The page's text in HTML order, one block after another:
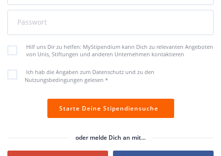
Passwort
Hilf uns Dir zu helfen: MyStipendium kann Dich zu relevanten Angeboten
von Unis, Stiftungen und anderen Unternehmen kontaktieren
Ich hab die Angaben zum Datenschutz und zu den
Nutzungsbedingungen gelesen *
Starte Deine Stipendiensuche
oder melde Dich an mit...